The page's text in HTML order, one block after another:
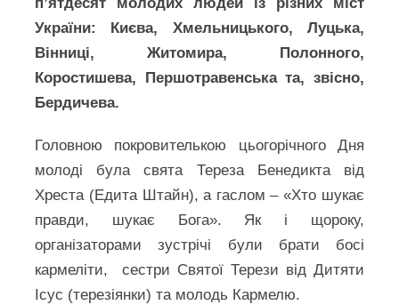
України: Києва, Хмельницького, Луцька,
Вінниці, Житомира, Полонного,
Коростишева, Першотравенська та, звісно,
Бердичева.
Головною покровителькою цьогорічного Дня
молоді була свята Тереза Бенедикта від
Хреста (Едита Штайн), а гаслом – «Хто шукає
правди, шукає Бога». Як і щороку,
організаторами зустрічі були брати босі
кармеліти, сестри Святої Терези від Дитяти
Ісус (терезіянки) та молодь Кармелю.